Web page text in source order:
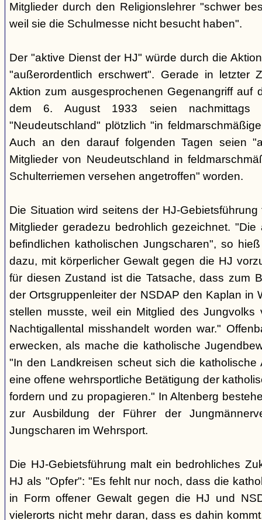
Mitglieder durch den Religionslehrer "schwer
weil sie die Schulmesse nicht besucht haben".
Der "aktive Dienst der HJ" würde durch die
"außerordentlich erschwert". Gerade in letzter
Aktion zum ausgesprochenen Gegenangriff auf
dem 6. August 1933 seien
"Neudeutschland" plötzlich "in
Auch an den darauf folgenden Tagen seien
Mitglieder von Neudeutschland in
Schulterriemen versehen angetroffen" worden.
Die Situation wird seitens der HJ-
Mitglieder geradezu bedrohlich gezeichnet.
befindlichen katholischen Jungscharen", so
dazu, mit körperlicher Gewalt gegen die HJ
für diesen Zustand ist die Tatsache, dass zum
der Ortsgruppenleiter der NSDAP den Kaplan in
stellen musste, weil ein Mitglied des Jungvolks
Nachtigallental misshandelt worden war."
erwecken, als mache die katholische
"In den Landkreisen scheut sich die katholische
eine offene wehrsportliche Betätigung der
fordern und zu propagieren." In Altenberg
zur Ausbildung der Führer der
Jungscharen im Wehrsport.
Die HJ-Gebietsführung malt ein bedrohliches
HJ als "Opfer": "Es fehlt nur noch, dass die
in Form offener Gewalt gegen die HJ und
vielerorts nicht mehr daran, dass es dahin